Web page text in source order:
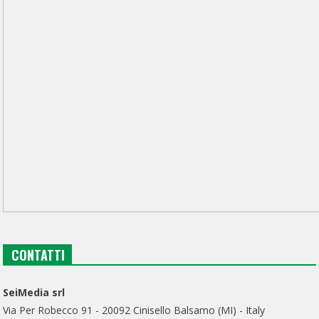
CONTATTI
SeiMedia srl
Via Per Robecco 91 - 20092 Cinisello Balsamo (MI) - Italy